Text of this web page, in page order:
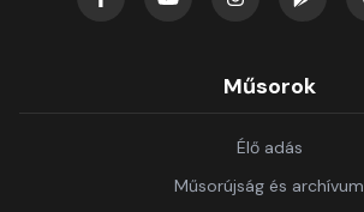
Műsorok
Élő adás
Műsorújság és archívum